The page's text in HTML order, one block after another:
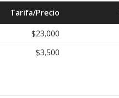
Tarifa/Precio
$23,000
$3,500